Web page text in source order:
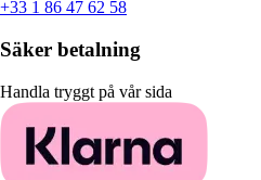
+33 1 86 47 62 58
Säker betalning
Handla tryggt på vår sida